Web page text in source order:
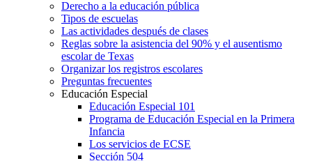
Derecho a la educación pública
Tipos de escuelas
Las actividades después de clases
Reglas sobre la asistencia del 90% y el ausentismo
escolar de Texas
Organizar los registros escolares
Preguntas frecuentes
Educación Especial
Educación Especial 101
Programa de Educación Especial en la Primera
Infancia
Los servicios de ECSE
Sección 504